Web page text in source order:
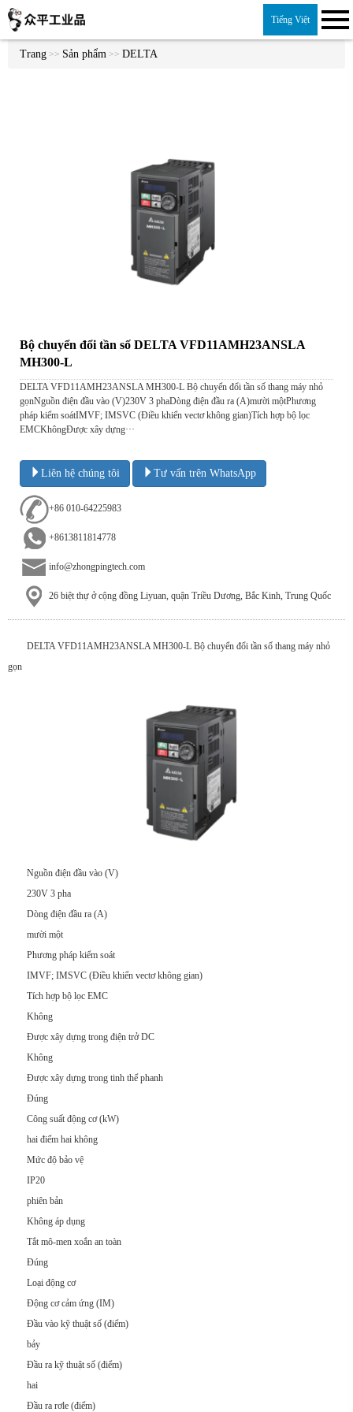
Tiếng Việt
Trang >> Sản phẩm >> DELTA
Bộ chuyển đổi tần số DELTA VFD11AMH23ANSLA
MH300-L
DELTA VFD11AMH23ANSLA MH300-L Bộ chuyển đổi tần số thang máy nhỏ
gọnNguồn điện đầu vào (V)230V 3 phaDòng điện đầu ra (A)mười mộtPhương
pháp kiểm soátIMVF; IMSVC (Điều khiển vectơ không gian)Tích hợp bộ lọc
EMCKhôngĐược xây dựng···
Liên hệ chúng tôi Tư vấn trên WhatsApp
+86 010-64225983
+8613811814778
info@zhongpingtech.com
26 biệt thự ở cộng đồng Liyuan, quận Triều Dương, Bắc Kinh, Trung Quốc
DELTA VFD11AMH23ANSLA MH300-L Bộ chuyển đổi tần số thang máy nhỏ
gọn
Nguồn điện đầu vào (V)
230V 3 pha
Dòng điện đầu ra (A)
mười một
Phương pháp kiểm soát
IMVF; IMSVC (Điều khiển vectơ không gian)
Tích hợp bộ lọc EMC
Không
Được xây dựng trong điện trở DC
Không
Được xây dựng trong tinh thể phanh
Đúng
Công suất động cơ (kW)
hai điểm hai không
Mức độ bảo vệ
IP20
phiên bản
Không áp dụng
Tắt mô-men xoắn an toàn
Đúng
Loại động cơ
Động cơ cảm ứng (IM)
Đầu vào kỹ thuật số (điểm)
bảy
Đầu ra kỹ thuật số (điểm)
hai
Đầu ra rơle (điểm)